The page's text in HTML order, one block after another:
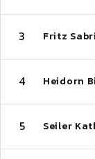
3 Fritz
4 Heidorn
5 Seiler